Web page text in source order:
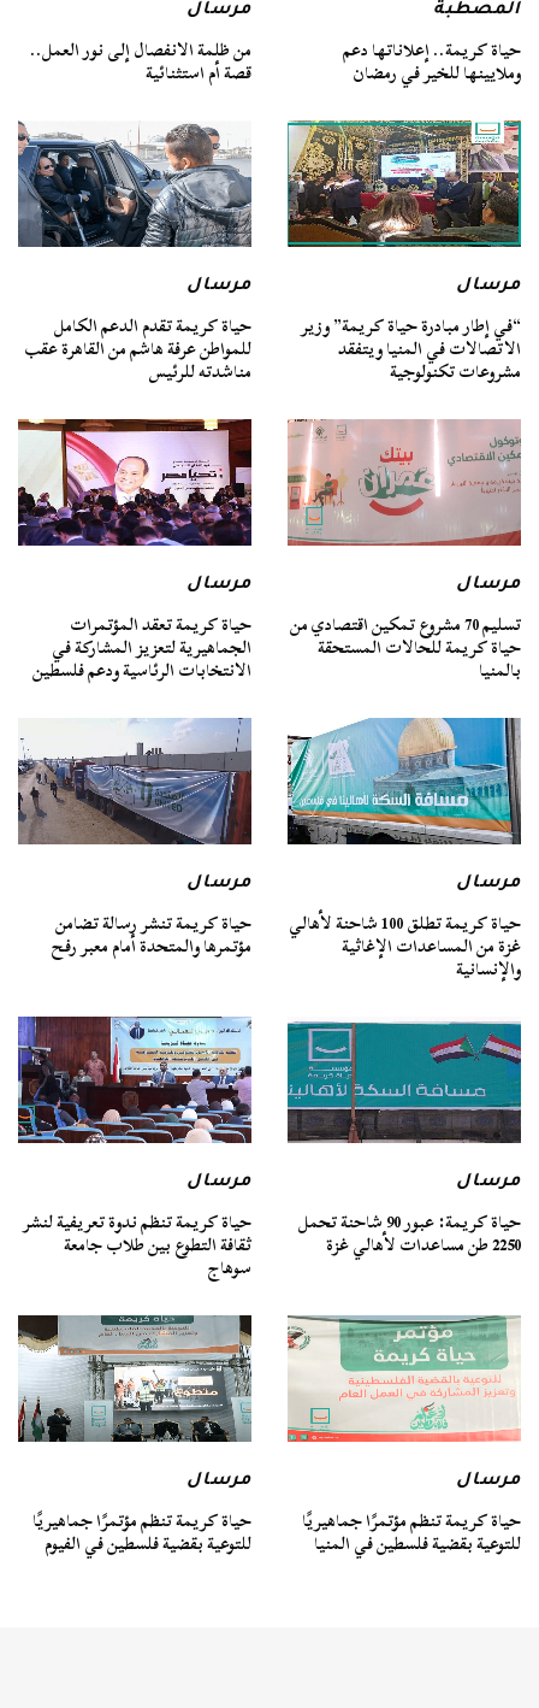
المصطبة
حياة كريمة.. إعلاناتها دعم
وملايينها للخير في رمضان
مرسال
من ظلمة الانفصال إلى نور العمل..
قصة أم استثنائية
مرسال
“في إطار مبادرة حياة كريمة” وزير
الاتصالات في المنيا ويتفقد
مشروعات تكنولوجية
مرسال
حياة كريمة تقدم الدعم الكامل
للمواطن عرفة هاشم من القاهرة عقب
مناشدته للرئيس
مرسال
تسليم 70 مشروع تمكين اقتصادي من
حياة كريمة للحالات المستحقة
بالمنيا
مرسال
حياة كريمة تعقد المؤتمرات
الجماهيرية لتعزيز المشاركة في
الانتخابات الرئاسية ودعم فلسطين
مرسال
حياة كريمة تطلق 100 شاحنة لأهالي
غزة من المساعدات الإغاثية
والإنسانية
مرسال
حياة كريمة تنشر رسالة تضامن
مؤتمرها والمتحدة أمام معبر رفح
مرسال
حياة كريمة: عبور 90 شاحنة تحمل
2250 طن مساعدات لأهالي غزة
مرسال
حياة كريمة تنظم ندوة تعريفية لنشر
ثقافة التطوع بين طلاب جامعة
سوهاج
مرسال
حياة كريمة تنظم مؤتمرًا جماهيريًا
للتوعية بقضية فلسطين في المنيا
مرسال
حياة كريمة تنظم مؤتمرًا جماهيريًا
للتوعية بقضية فلسطين في الفيوم